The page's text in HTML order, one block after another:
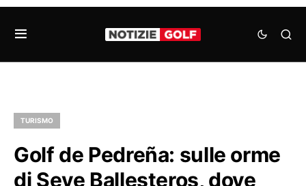
TURISMO
Golf de Pedreña: sulle orme
di Seve Ballesteros, dove